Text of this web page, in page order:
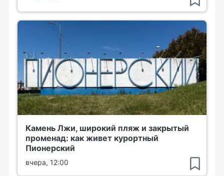
Камень Лжи, широкий пляж и закрытый
променад: как живет курортный
Пионерский
вчера, 12:00